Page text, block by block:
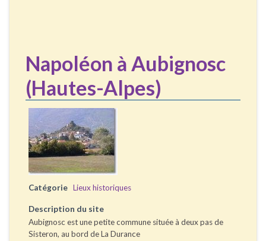
Napoléon à Aubignosc
(Hautes-Alpes)
Catégorie Lieux historiques
Description du site
Aubignosc est une petite commune située à deux pas de
Sisteron, au bord de La Durance